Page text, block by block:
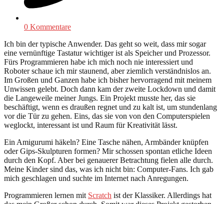
0 Kommentare
Ich bin der typische Anwender. Das geht so weit, dass mir sogar
eine vernünftige Tastatur wichtiger ist als Speicher und Prozessor.
Fürs Programmieren habe ich mich noch nie interessiert und
Roboter schaue ich mir staunend, aber ziemlich verständnislos an.
Im Großen und Ganzen habe ich bisher hervorragend mit meinem
Unwissen gelebt. Doch dann kam der zweite Lockdown und damit
die Langeweile meiner Jungs. Ein Projekt musste her, das sie
beschäftigt, wenn es draußen regnet und zu kalt ist, um stundenlang
vor die Tür zu gehen. Eins, das sie von von den Computerspielen
weglockt, interessant ist und Raum für Kreativität lässt.
Ein Amigurumi häkeln? Eine Tasche nähen, Armbänder knüpfen
oder Gips-Skulpturen formen? Mir schossen spontan etliche Ideen
durch den Kopf. Aber bei genauerer Betrachtung fielen alle durch.
Meine Kinder sind das, was ich nicht bin: Computer-Fans. Ich gab
mich geschlagen und suchte im Internet nach Anregungen.
Programmieren lernen mit Scratch ist der Klassiker. Allerdings hat